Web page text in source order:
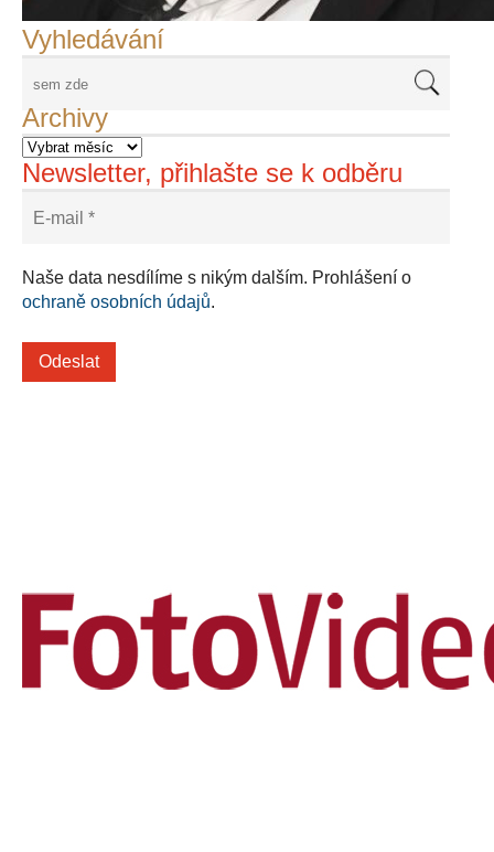
Vyhledávání
Archivy
Newsletter, přihlašte se k odběru
Naše data nesdílíme s nikým dalším. Prohlášení o
ochraně osobních údajů.